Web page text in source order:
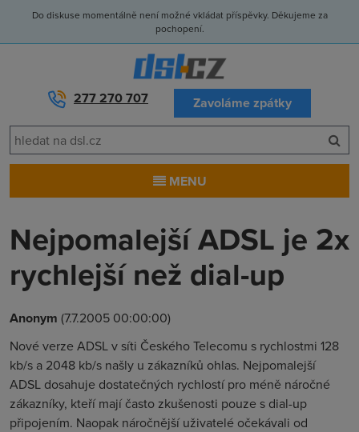
Do diskuse momentálně není možné vkládat příspěvky. Děkujeme za
pochopení.
277 270 707 Zavoláme zpátky
MENU
Nejpomalejší ADSL je 2x
rychlejší než dial-up
Anonym (7.7.2005 00:00:00)
Nové verze ADSL v síti Českého Telecomu s rychlostmi 128
kb/s a 2048 kb/s našly u zákazníků ohlas. Nejpomalejší
ADSL dosahuje dostatečných rychlostí pro méně náročné
zákazníky, kteří mají často zkušenosti pouze s dial-up
připojením. Naopak náročnější uživatelé očekávali od